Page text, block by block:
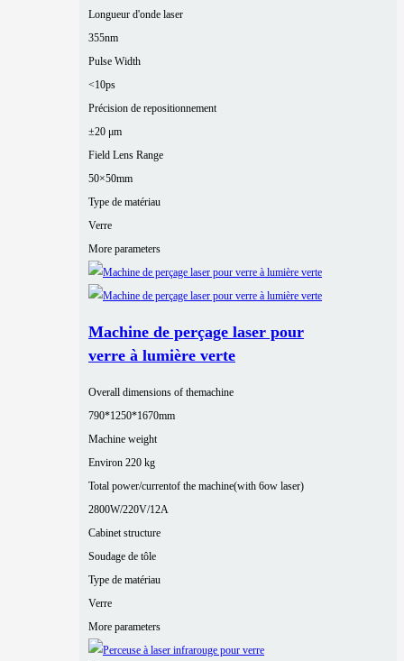
Longueur d'onde laser
355nm
Pulse Width
<10ps
Précision de repositionnement
±20 μm
Field Lens Range
50×50mm
Type de matériau
Verre
More parameters
Machine de perçage laser pour
verre à lumière verte
Overall dimensions of themachine
790*1250*1670mm
Machine weight
Environ 220 kg
Total power/currentof the machine(with 6ow laser)
2800W/220V/12A
Cabinet structure
Soudage de tôle
Type de matériau
Verre
More parameters